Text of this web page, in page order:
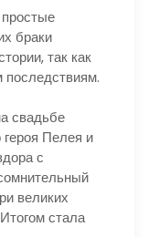
браки
так как
свадьбе
героя Пелея и
с
великих
стала